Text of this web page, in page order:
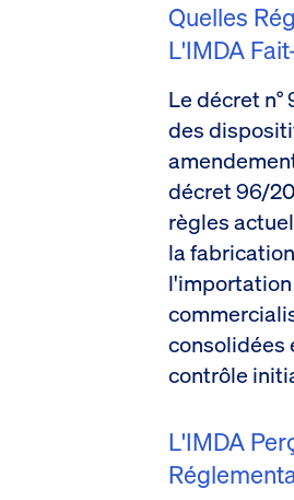
Quelles
L'IMDA
Le décret
des
décret 96/
règles
la
consolidées
contrôle
L'IMDA